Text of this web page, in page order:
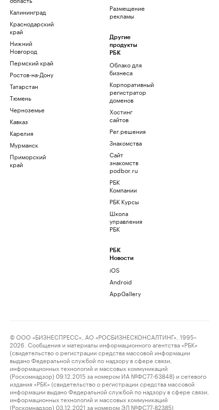
Калининград
Краснодарский
край
Нижний
Новгород
Пермский край
Ростов-на-Дону
Татарстан
Тюмень
Черноземье
Кавказ
Карелия
Мурманск
Приморский
край
Размещение
рекламы
Другие
продукты
РБК
Облако для
бизнеса
Корпоративный
регистратор
доменов
Хостинг
сайтов
Рег.решения
Знакомства
Сайт
знакомств
podbor.ru
РБК
Компании
РБК Курсы
Школа
управления
РБК
РБК
Новости
iOS
Android
AppGallery
© ООО «БИЗНЕСПРЕСС», АО «РОСБИЗНЕСКОНСАЛТИНГ», 1995–
2026. Сообщения и материалы информационного агентства «РБК»
(свидетельство о регистрации средства массовой информации
выдано Федеральной службой по надзору в сфере связи,
информационных технологий и массовых коммуникаций
(Роскомнадзор) 09.12.2015 за номером ИА №ФС77-63848) и сетевого
издания «РБК» (свидетельство о регистрации средства массовой
информации выдано Федеральной службой по надзору в сфере связи,
информационных технологий и массовых коммуникаций
(Роскомнадзор) 03.12.2021 за номером ЭЛ №ФС77-82385)